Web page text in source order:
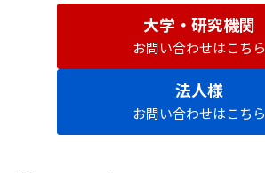
大学・研究機関
お問い合わせはこちら
法人様
お問い合わせはこちら